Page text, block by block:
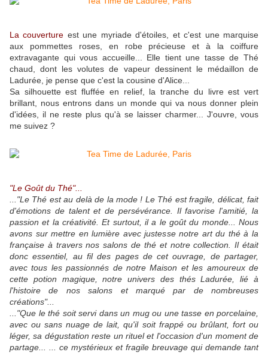
La couverture est une myriade d'étoiles, et c'est une marquise
aux pommettes roses, en robe précieuse et à la coiffure
extravagante qui vous accueille... Elle tient une tasse de Thé
chaud, dont les volutes de vapeur dessinent le médaillon de
Ladurée, je pense que c'est la cousine d'Alice...
Sa silhouette est fluffée en relief, la tranche du livre est vert
brillant, nous entrons dans un monde qui va nous donner plein
d'idées, il ne reste plus qu'à se laisser charmer... J'ouvre, vous
me suivez ?
"Le Goût du Thé"...
..."Le Thé est au delà de la mode ! Le Thé est fragile, délicat, fait
d'émotions de talent et de persévérance. Il favorise l'amitié, la
passion et la créativité. Et surtout, il a le goût du monde... Nous
avons sur mettre en lumière avec justesse notre art du thé à la
française à travers nos salons de thé et notre collection. Il était
donc essentiel, au fil des pages de cet ouvrage, de partager,
avec tous les passionnés de notre Maison et les amoureux de
cette potion magique, notre univers des thés Ladurée, lié à
l'histoire de nos salons et marqué par de nombreuses
créations"...
..."Que le thé soit servi dans un mug ou une tasse en porcelaine,
avec ou sans nuage de lait, qu'il soit frappé ou brûlant, fort ou
léger, sa dégustation reste un rituel et l'occasion d'un moment de
partage... ... ce mystérieux et fragile breuvage qui demande tant